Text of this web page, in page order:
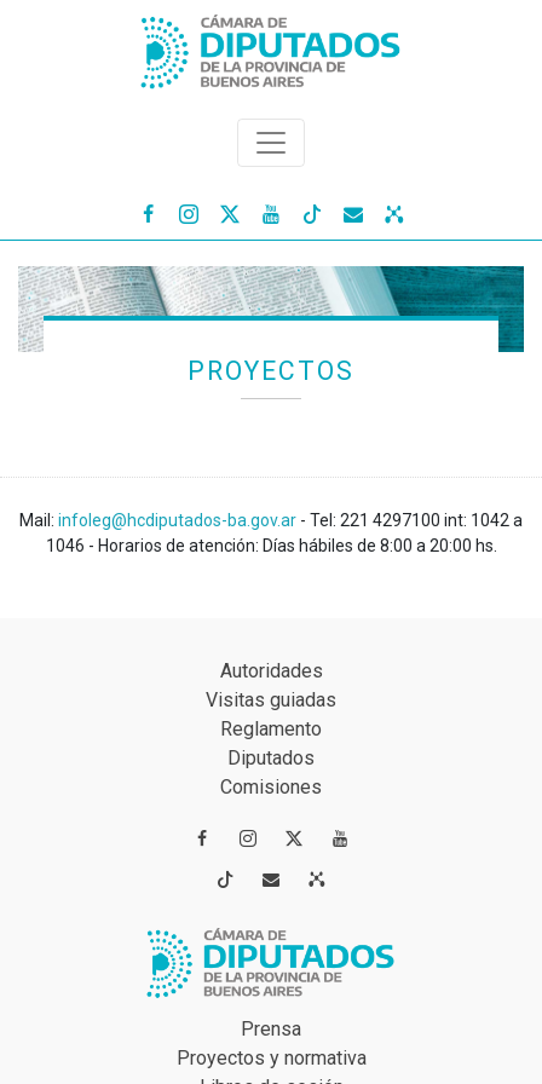
   
PROYECTOS
Mail: infoleg@hcdiputados-ba.gov.ar - Tel: 221 4297100 int: 1042 a
1046 - Horarios de atención: Días hábiles de 8:00 a 20:00 hs.
Autoridades
Visitas guiadas
Reglamento
Diputados
Comisiones
 
 
Prensa
Proyectos y normativa